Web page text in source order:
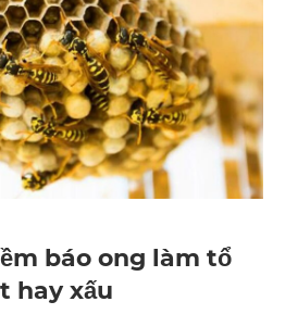
báo ong làm tổ
hay xấu